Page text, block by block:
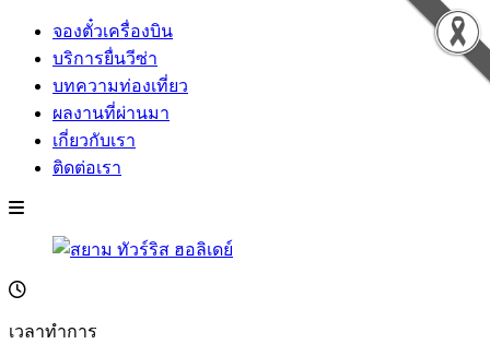
จองตั๋วเครื่องบิน
บริการยื่นวีซ่า
บทความท่องเที่ยว
ผลงานที่ผ่านมา
เกี่ยวกับเรา
ติดต่อเรา
เวลาทำการ